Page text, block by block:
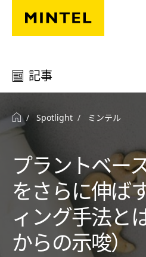
Skip to main content
記事
Spotlight ミンテル
プラントベー
をさらに伸ば
ィング手法と
からの示唆）